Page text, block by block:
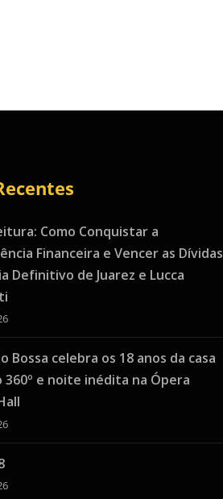
Como Conquistar a
Financeira e Vencer as Dívidas
Definitivo de Juarez e Lucca
Bossa celebra os 18 anos da casa
360º e noite inédita na Ópera